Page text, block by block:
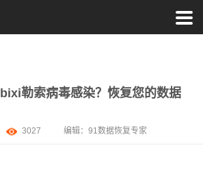
勒索病毒感染？恢复您的数据
3027 编辑： 91数据恢复专家